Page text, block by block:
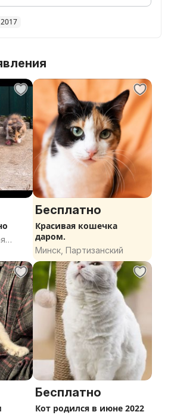
Бесплатно
Красивая кошечка
даром.
Минск, Партизанский
Бесплатно
Кот родился в июне 2022